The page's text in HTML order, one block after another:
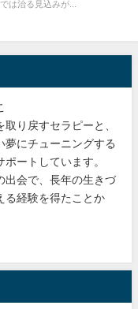
は治る見込みが...
り戻すセラピーと、
夢にチューニングする
ートしています。
出会で、長年の生きづ
る経験を得たことか